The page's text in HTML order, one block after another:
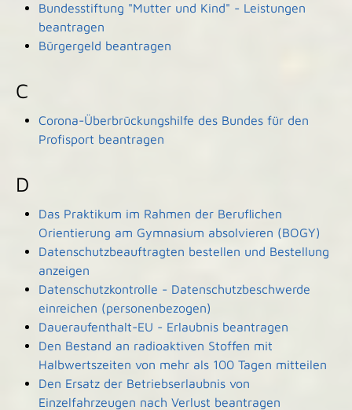
Bundesstiftung "Mutter und Kind" - Leistungen
beantragen
Bürgergeld beantragen
C
Corona-Überbrückungshilfe des Bundes für den
Profisport beantragen
D
Das Praktikum im Rahmen der Beruflichen
Orientierung am Gymnasium absolvieren (BOGY)
Datenschutzbeauftragten bestellen und Bestellung
anzeigen
Datenschutzkontrolle - Datenschutzbeschwerde
einreichen (personenbezogen)
Daueraufenthalt-EU - Erlaubnis beantragen
Den Bestand an radioaktiven Stoffen mit
Halbwertszeiten von mehr als 100 Tagen mitteilen
Den Ersatz der Betriebserlaubnis von
Einzelfahrzeugen nach Verlust beantragen